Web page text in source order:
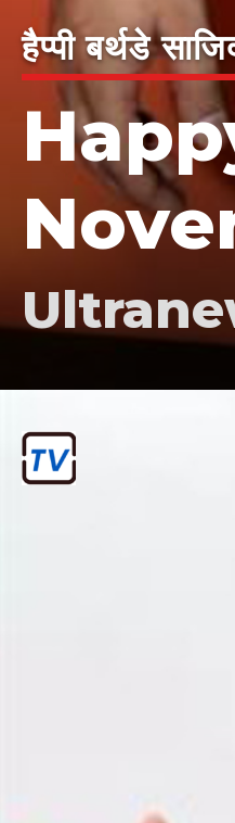
हैप्पी बर्थडे